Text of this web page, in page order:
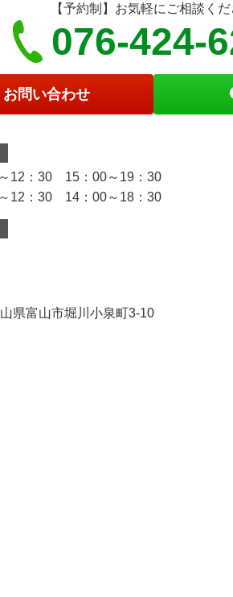
【予約制】お気軽にご相談く
076-424-
お問い合わせ
：30 15：00～19：30
12：30 14：00～18：30
県富山市堀川小泉町3-10